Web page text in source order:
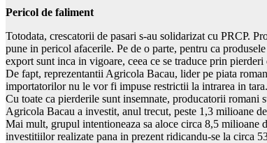
Pericol de faliment
Totodata, crescatorii de pasari s-au solidarizat cu PRCP.
pune in pericol afacerile. Pe de o parte, pentru ca
export sunt inca in vigoare, ceea ce se traduce prin
De fapt, reprezentantii Agricola Bacau, lider pe piata
importatorilor nu le vor fi impuse restrictii la intrarea in tara.
Cu toate ca pierderile sunt insemnate, producatorii romani
Agricola Bacau a investit, anul trecut, peste 1,3 milioane
Mai mult, grupul intentioneaza sa aloce circa 8,5 milioane
investitiilor realizate pana in prezent ridicandu-se la circa